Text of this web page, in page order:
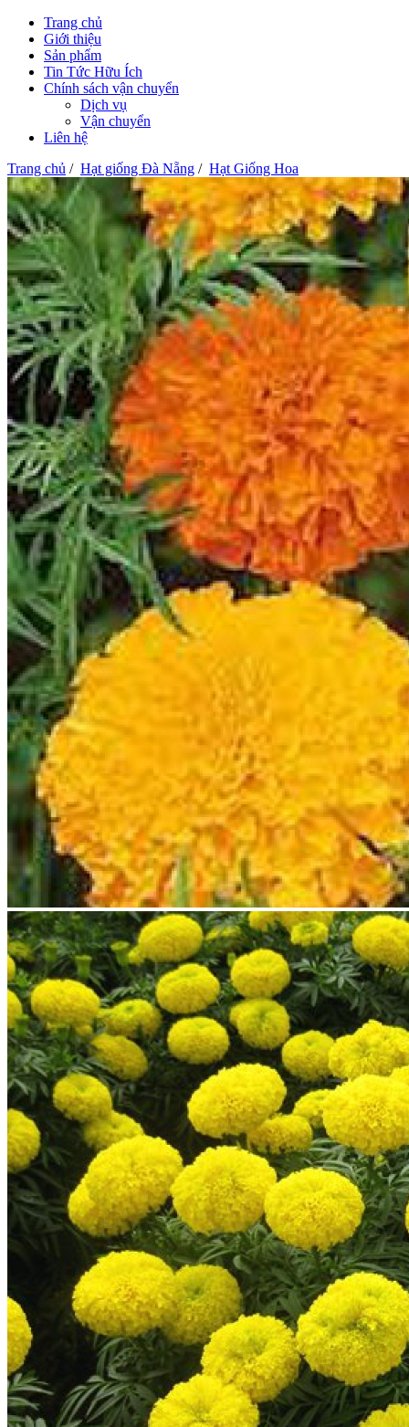
Trang chủ
Giới thiệu
Sản phẩm
Tin Tức Hữu Ích
Chính sách vận chuyển
Dịch vụ
Vận chuyển
Liên hệ
Trang chủ / Hạt giống Đà Nẵng / Hạt Giống Hoa